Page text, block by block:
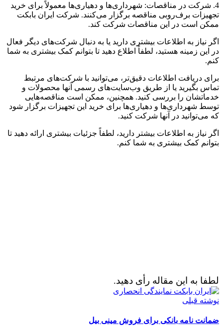
4. شرکت در مناقصات: شهرداری‌ها و دهیاری‌ها معمولاً برای خرید
تجهیزات برف‌روبی مناقصه برگزار می‌کنند. شرکت ایران بابکت
ممکن است در این مناقصات شرکت کند.
اگر نیاز به اطلاعات بیشتری دارید یا به دنبال شرکت‌های دیگر فعال
در این زمینه هستید، لطفاً اطلاع دهید تا بتوانم کمک بیشتری به شما
کنم.
برای دریافت اطلاعات دقیق‌تر، می‌توانید با شرکت‌های مرتبط
تماس بگیرید یا از طریق وب‌سایت‌های رسمی آنها محصولات و
خدماتشان را بررسی کنید. همچنین، ممکن است مناقصه‌هایی
توسط شهرداری‌ها و دهیاری‌ها برای خرید این تجهیزات برگزار شود
که می‌توانید در آنها شرکت کنید.
اگر نیاز به اطلاعات بیشتر دارید، لطفاً جزئیات بیشتری ارائه دهید تا
بتوانم کمک بیشتری به شما کنم.
لطفا به این مقاله رأی دهید.
نوشته قبلی
ضمانت نامه بانکی برای فروش مینی بیل